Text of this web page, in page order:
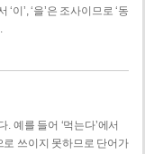
이’, ‘을’은 조사이므로 ‘동
예를 들어 ‘먹는다’에서
로 쓰이지 못하므로 단어가